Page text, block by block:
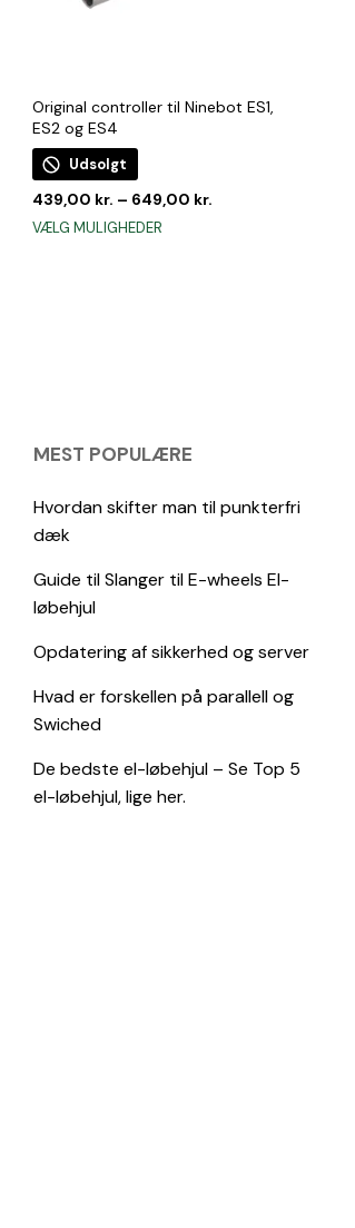
Original controller til Ninebot ES1,
ES2 og ES4
Udsolgt
439,00 kr. – 649,00 kr.
VÆLG MULIGHEDER
varesiden
MEST POPULÆRE
Hvordan skifter man til punkterfri
dæk
Guide til Slanger til E-wheels El-
løbehjul
Opdatering af sikkerhed og server
Hvad er forskellen på parallell og
Swiched
De bedste el-løbehjul – Se Top 5
el-løbehjul, lige her.